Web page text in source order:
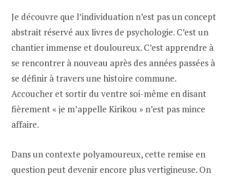
Je découvre que l’individuation n’est pas un concept
abstrait réservé aux livres de psychologie. C’est un
chantier immense et douloureux. C’est apprendre à
se rencontrer à nouveau après des années passées à
se définir à travers une histoire commune.
Accoucher et sortir du ventre soi-même en disant
fièrement « je m’appelle Kirikou » n’est pas mince
affaire.
Dans un contexte polyamoureux, cette remise en
question peut devenir encore plus vertigineuse. On